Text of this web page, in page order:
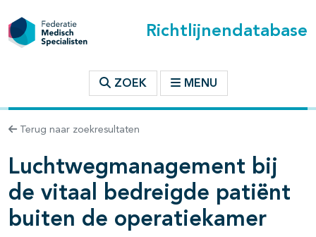
Richtlijnendatabase
ZOEK MENU
Terug naar zoekresultaten
Luchtwegmanagement bij
de vitaal bedreigde patiënt
buiten de operatiekamer
openklappen